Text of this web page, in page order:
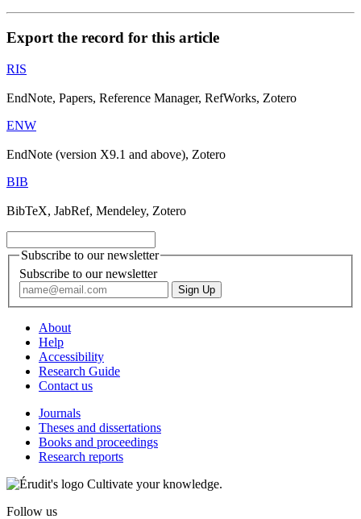
Export the record for this article
RIS
EndNote, Papers, Reference Manager, RefWorks, Zotero
ENW
EndNote (version X9.1 and above), Zotero
BIB
BibTeX, JabRef, Mendeley, Zotero
Subscribe to our newsletter
Subscribe to our newsletter
About
Help
Accessibility
Research Guide
Contact us
Journals
Theses and dissertations
Books and proceedings
Research reports
Cultivate your knowledge.
Follow us